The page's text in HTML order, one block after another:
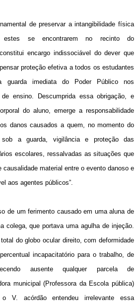
de preservar a intangibilidade física
estes se encontrarem no recinto do
encargo indissociável do dever que
proteção efetiva a todos os estudantes
imediata do Poder Público nos
ensino. Descumprida essa obrigação, e
do aluno, emerge a responsabilidade
danos causados a quem, no momento do
a guarda, vigilância e proteção das
escolares, ressalvadas as situações que
causalidade material entre o evento danoso e
aos agentes públicos”.
de um ferimento causado em uma aluna de
colega, que portava uma agulha de injeção.
do globo ocular direito, com deformidade
incapacitatório para o trabalho, de
ausente qualquer parcela de
municipal (Professora da Escola pública)
V. acórdão entendeu irrelevante essa